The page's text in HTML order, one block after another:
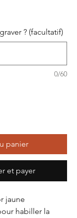
? (facultatif)
0/60
panier
et payer
jaune
habiller la